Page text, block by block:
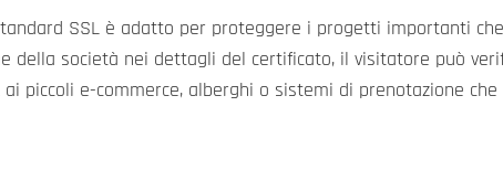
SSL è adatto per proteggere i progetti importanti
della società nei dettagli del certificato, il visitatore può
ai piccoli e-commerce, alberghi o sistemi di prenotazione